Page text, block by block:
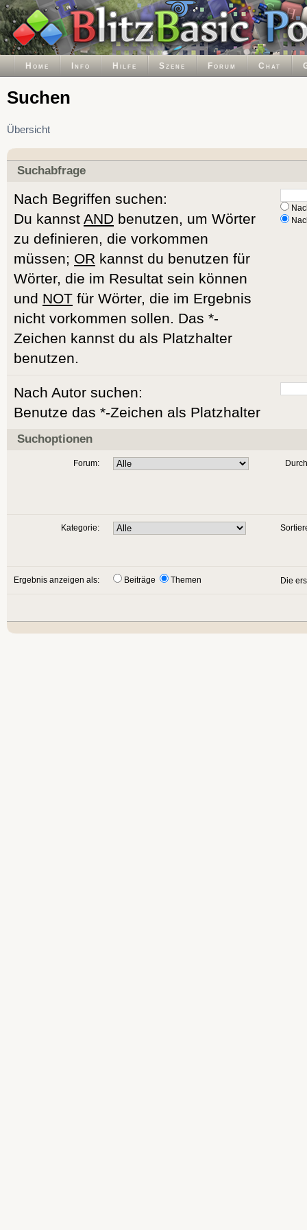
Home Info Hilfe Szene Forum Chat
Suchen
Übersicht
Suchabfrage
Nach Begriffen suchen:
Du kannst AND benutzen, um Wörter
zu definieren, die vorkommen
müssen; OR kannst du benutzen für
Wörter, die im Resultat sein können
und NOT für Wörter, die im Ergebnis
nicht vorkommen sollen. Das *-
Zeichen kannst du als Platzhalter
benutzen.
Nach Autor suchen:
Benutze das *-Zeichen als Platzhalter
Suchoptionen
Forum:
Kategorie:
Ergebnis anzeigen als: Beiträge Themen Die